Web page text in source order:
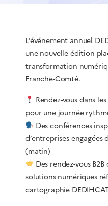
L’événement annuel
une nouvelle édition
transformation
Franche-Comté.
Rendez-vous dans
pour une journée
Des conférences
d’entreprises
(matin)
Des rendez-vous
solutions numériques
cartographie